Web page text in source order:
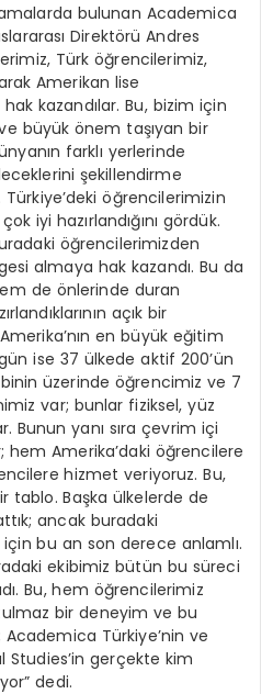
bulunan Academica
Direktörü Andres
Türk öğrencilerimiz,
Amerikan lise
kazandılar. Bu, bizim için
büyük önem taşıyan bir
farklı yerlerinde
şekillendirme
öğrencilerimizin
iyi hazırlandığını gördük.
öğrencilerimizden
almaya hak kazandı. Bu da
de önlerinde duran
açık bir
en büyük eğitim
ise 37 ülkede aktif 200’ün
üzerinde öğrencimiz ve 7
var; bunlar fiziksel, yüz
Bunun yanı sıra çevrim içi
hem Amerika’daki öğrencilere
hizmet veriyoruz. Bu,
tablo. Başka ülkelerde de
ancak buradaki
bu an son derece anlamlı.
ekibimiz bütün bu süreci
Bu, hem öğrencilerimiz
bir deneyim ve bu
Türkiye’nin ve
gerçekte kim
dedi.